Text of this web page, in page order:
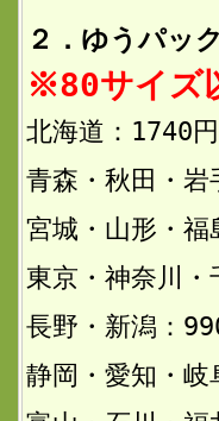
２．ゆうパッ
※80サイズ
北海道：1740円
青森・秋田・
宮城・山形・
東京・神奈川
長野・新潟：
静岡・愛知・